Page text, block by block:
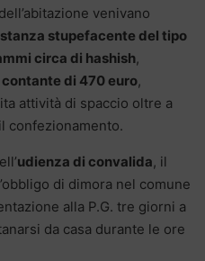
venivano
stupefacente del tipo
circa di hashish,
contante di 470 euro,
attività di spaccio oltre a
confezionamento.
udienza di convalida, il
di dimora nel comune
alla P.G. tre giorni a
da casa durante le ore